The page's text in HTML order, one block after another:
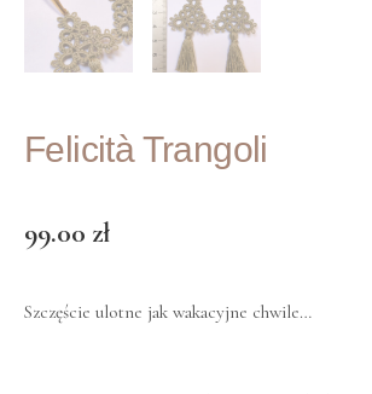
Felicità Trangoli
99.00 zł
Szczęście ulotne jak wakacyjne chwile…